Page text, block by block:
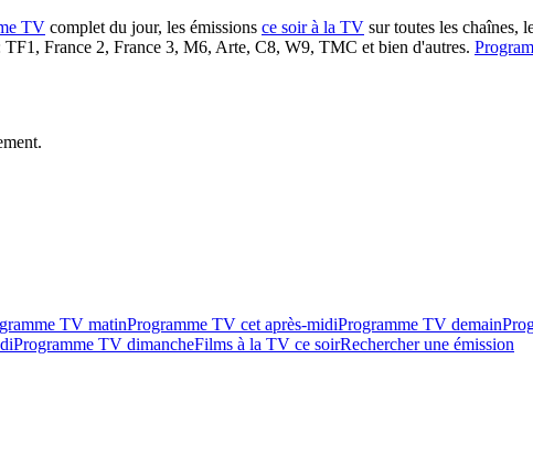
TV complet du jour, les émissions ce soir à la TV sur toutes les chaînes,
France 2, France 3, M6, Arte, C8, W9, TMC et bien d'autres.
TV matinProgramme TV cet après-midiProgramme TV demain
Programme TV dimancheFilms à la TV ce soirRechercher une émission